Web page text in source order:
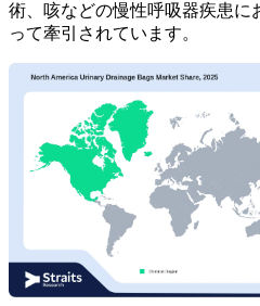
術、咳などの慢性呼吸器疾患に
って牽引されています。